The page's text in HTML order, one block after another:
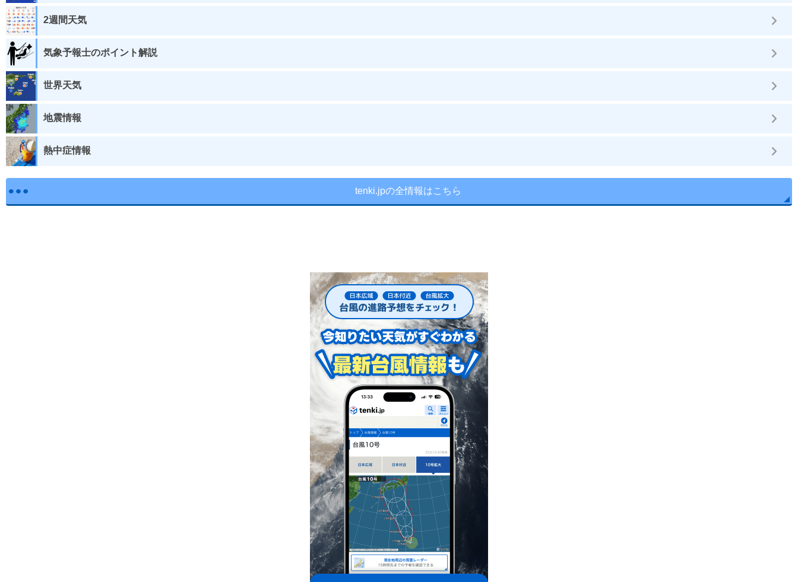
2週間天気
気象予報士のポイント解説
世界天気
地震情報
熱中症情報
tenki.jpの全情報はこちら